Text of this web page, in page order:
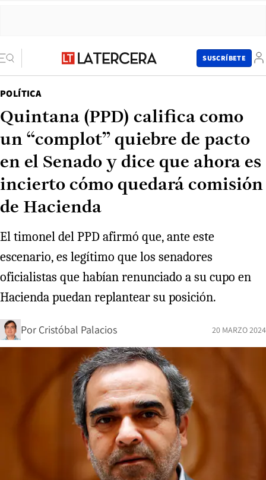
SUSCRÍBETE
POLÍTICA
Quintana (PPD) califica como
un “complot” quiebre de pacto
en el Senado y dice que ahora es
incierto cómo quedará comisión
de Hacienda
El timonel del PPD afirmó que, ante este
escenario, es legítimo que los senadores
oficialistas que habían renunciado a su cupo en
Hacienda puedan replantear su posición.
Por Cristóbal Palacios 20 MARZO 2024